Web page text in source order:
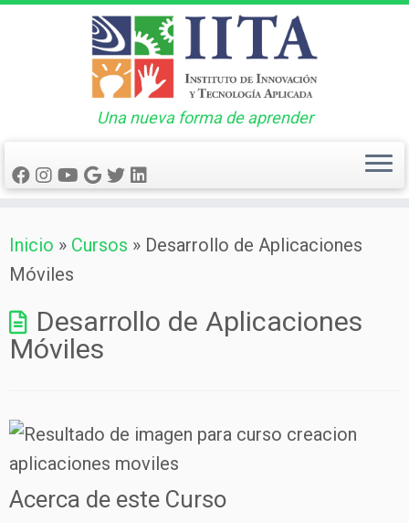
al
contenido
Una nueva forma de aprender
Inicio » Cursos » Desarrollo de Aplicaciones
Móviles
Desarrollo de Aplicaciones
Móviles
Acerca de este Curso